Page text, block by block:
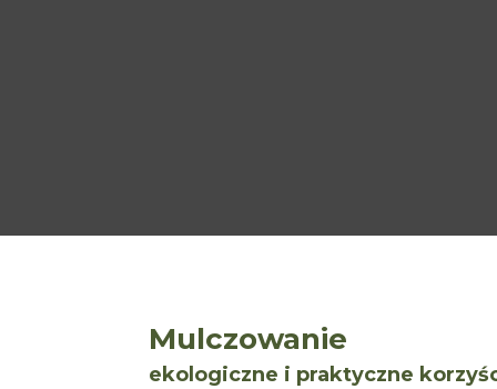
Mulczowanie
ekologiczne i praktyczne